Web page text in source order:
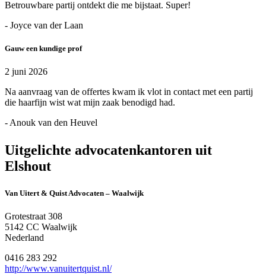
Betrouwbare partij ontdekt die me bijstaat. Super!
- Joyce van der Laan
Gauw een kundige prof
2 juni 2026
Na aanvraag van de offertes kwam ik vlot in contact met een partij
die haarfijn wist wat mijn zaak benodigd had.
- Anouk van den Heuvel
Uitgelichte advocatenkantoren uit
Elshout
Van Uitert & Quist Advocaten – Waalwijk
Grotestraat 308
5142 CC Waalwijk
Nederland
0416 283 292
http://www.vanuitertquist.nl/